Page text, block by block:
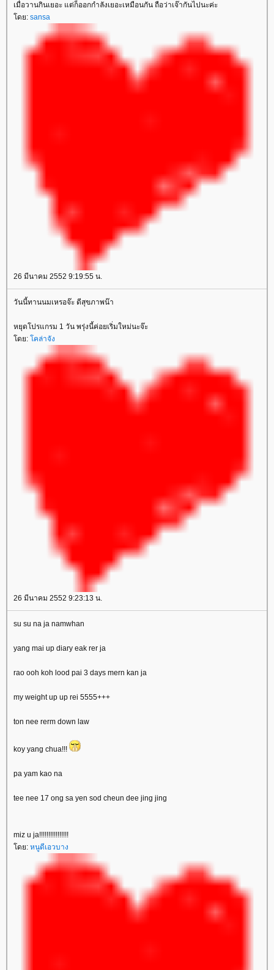
เมื่อวานกินเยอะ แต่ก็ออกกำลังเยอะเหมือนกัน ถือว่าเจ๊ากันไปนะค่ะ
ดย: sansa
26 มีนาคม 2552 9:19:55 น.
วันนี้ทานนมเหรอจ๊ะ ดีสุขภาพน๊า
หยุดโปรแกรม 1 วัน พรุ่งนี้ค่อยเริ่มใหม่นะจ๊ะ
ดย: คล่าจัง
26 มีนาคม 2552 9:23:13 น.
su su na ja namwhan
yang mai up diary eak rer ja
rao ooh koh lood pai 3 days mern kan ja
my weight up up rei 5555+++
ton nee rerm down law
koy yang chua!!!
pa yam kao na
tee nee 17 ong sa yen sod cheun dee jing jing
miz u ja!!!!!!!!!!!!!!!!
ดย: หนูดีเอวบาง